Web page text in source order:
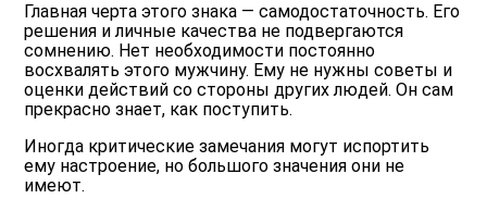
Главная черта этого знака — самодостаточность. Его
решения и личные качества не подвергаются
сомнению. Нет необходимости постоянно
восхвалять этого мужчину. Ему не нужны советы и
оценки действий со стороны других людей. Он сам
прекрасно знает, как поступить.
Иногда критические замечания могут испортить
ему настроение, но большого значения они не
имеют.